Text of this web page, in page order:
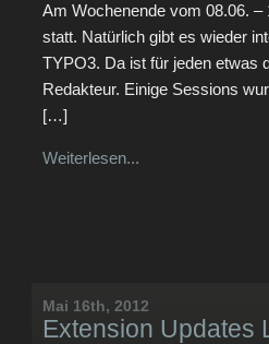
Am Wochenende vom 08.06.
statt. Natürlich gibt es wieder
TYPO3. Da ist für jeden etwas
Redakteur. Einige Sessions
[…]
Weiterlesen...
Mai 16th, 2012
Extension Updates